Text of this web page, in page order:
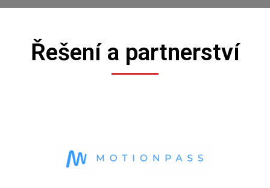
Řešení a partnerství